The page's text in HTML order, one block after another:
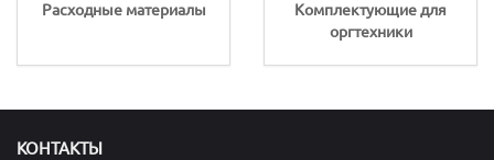
Расходные материалы
Комплектующие для
оргтехники
КОНТАКТЫ